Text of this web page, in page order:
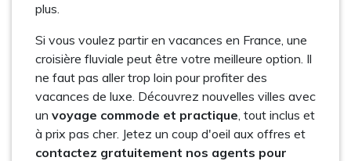
plus.
Si vous voulez partir en vacances en France, une
croisière fluviale peut être votre meilleure option. Il
ne faut pas aller trop loin pour profiter des
vacances de luxe. Découvrez nouvelles villes avec
un voyage commode et practique, tout inclus et
à prix pas cher. Jetez un coup d'oeil aux offres et
contactez gratuitement nos agents pour